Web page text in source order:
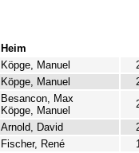
Heim
Köpge, Manuel
Köpge, Manuel
Besancon, Max
Köpge, Manuel
Arnold, David
Fischer, René